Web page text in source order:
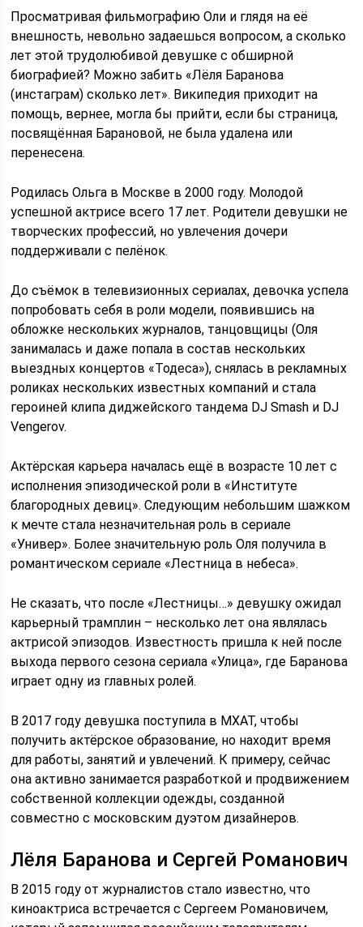
Просматривая фильмографию Оли и глядя на её
внешность, невольно задаешься вопросом, а сколько
лет этой трудолюбивой девушке с обширной
биографией? Можно забить «Лёля Баранова
(инстаграм) сколько лет». Википедия приходит на
помощь, вернее, могла бы прийти, если бы страница,
посвящённая Барановой, не была удалена или
перенесена.
Родилась Ольга в Москве в 2000 году. Молодой
успешной актрисе всего 17 лет. Родители девушки не
творческих профессий, но увлечения дочери
поддерживали с пелёнок.
До съёмок в телевизионных сериалах, девочка успела
попробовать себя в роли модели, появившись на
обложке нескольких журналов, танцовщицы (Оля
занималась и даже попала в состав нескольких
выездных концертов «Тодеса»), снялась в рекламных
роликах нескольких известных компаний и стала
героиней клипа диджейского тандема DJ Smash и DJ
Vengerov.
Актёрская карьера началась ещё в возрасте 10 лет с
исполнения эпизодической роли в «Институте
благородных девиц». Следующим небольшим шажком
к мечте стала незначительная роль в сериале
«Универ». Более значительную роль Оля получила в
романтическом сериале «Лестница в небеса».
Не сказать, что после «Лестницы…» девушку ожидал
карьерный трамплин – несколько лет она являлась
актрисой эпизодов. Известность пришла к ней после
выхода первого сезона сериала «Улица», где Баранова
играет одну из главных ролей.
В 2017 году девушка поступила в МХАТ, чтобы
получить актёрское образование, но находит время
для работы, занятий и увлечений. К примеру, сейчас
она активно занимается разработкой и продвижением
собственной коллекции одежды, созданной
совместно с московским дуэтом дизайнеров.
Лёля Баранова и Сергей Романович
В 2015 году от журналистов стало известно, что
киноактриса встречается с Сергеем Романовичем,